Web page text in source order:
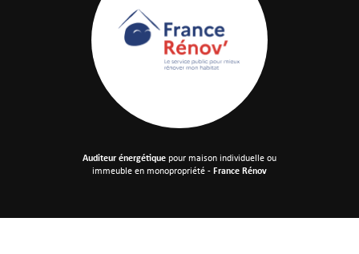
Auditeur énergétiquepour maison individuelleou
immeuble en monopropriété -France Rénov